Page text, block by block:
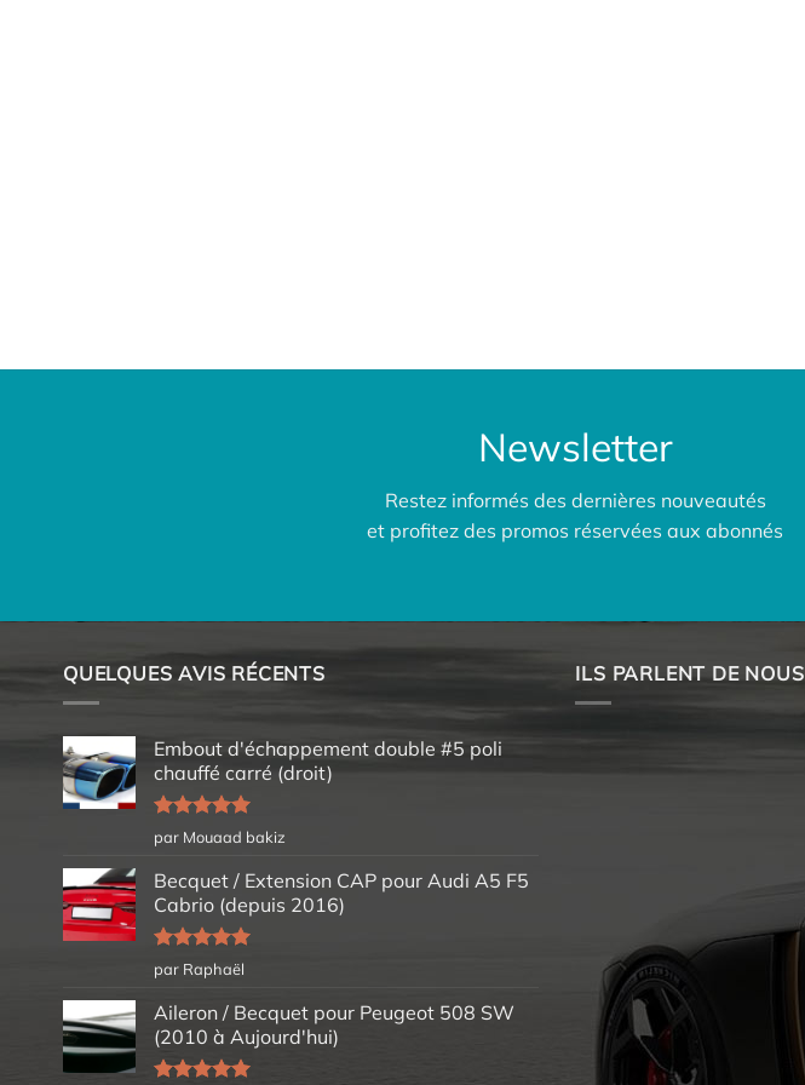
Newsletter
Restez informés des dernières nouveautés
et profitez des promos réservées aux abonnés
QUELQUES AVIS RÉCENTS
Embout d'échappement double #5 poli
chauffé carré (droit)
Note5sur
5
par Mouaad bakiz
Becquet / Extension CAP pour Audi A5 F5
Cabrio (depuis 2016)
Note5sur
5
par Raphaël
Aileron / Becquet pour Peugeot 508 SW
(2010 à Aujourd'hui)
ILS PARLENT DE NOUS